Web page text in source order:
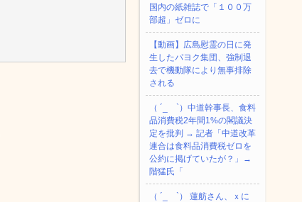
国内の紙雑誌で「１００万
部超」ゼロに
【動画】広島慰霊の日に発
生したパヨク集団、強制退
去で機動隊により無事排除
される
（ ´_ゝ`）中道幹事長、食料
品消費税2年間1%の閣議決
定を批判 → 記者「中道改革
連合は食料品消費税ゼロを
公約に掲げていたが？」→
階猛氏「
（ ´_ゝ`） 蓮舫さん、ｘに